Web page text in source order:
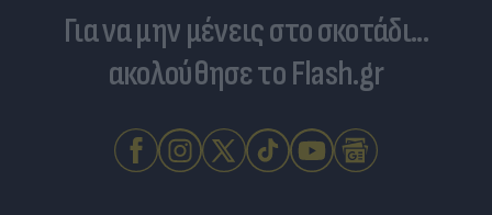
Για να μην μένεις στο σκοτάδι...
ακολούθησε το Flash.gr